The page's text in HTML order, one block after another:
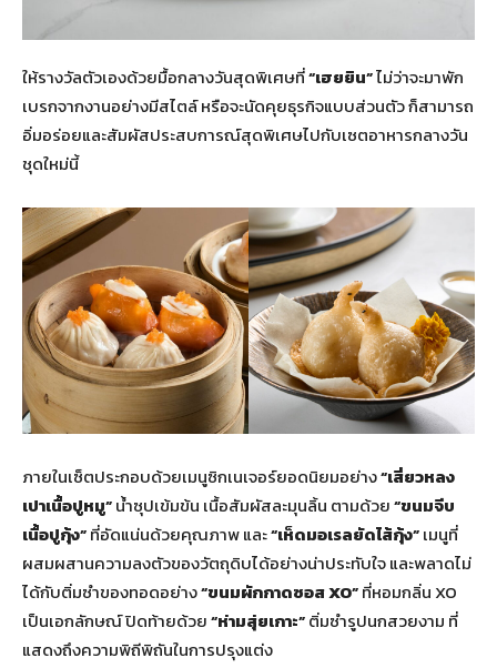
ให้รางวัลตัวเองด้วยมื้อกลางวันสุดพิเศษที่“เฮยยิน”ไม่ว่าจะมาพัก
เบรกจากงานอย่างมีสไตล์ หรือจะนัดคุยธุรกิจแบบส่วนตัว ก็สามารถ
อิ่มอร่อยและสัมผัสประสบการณ์สุดพิเศษไปกับเซตอาหารกลางวัน
ชุดใหม่นี้
ภายในเซ็ตประกอบด้วยเมนูซิกเนเจอร์ยอดนิยมอย่าง“เสี่ยวหลง
เปาเนื้อปูหมู”น้ำซุปเข้มข้น เนื้อสัมผัสละมุนลิ้น ตามด้วย“ขนมจีบ
เนื้อปูกุ้ง”ที่อัดแน่นด้วยคุณภาพ และ“เห็ดมอเรลยัดไส้กุ้ง”เมนูที่
ผสมผสานความลงตัวของวัตถุดิบได้อย่างน่าประทับใจ และพลาดไม่
ได้กับติ่มซำของทอดอย่าง“ขนมผักกาดซอส XO”ที่หอมกลิ่น XO
เป็นเอกลักษณ์ ปิดท้ายด้วย“ห่ามสุ่ยเกาะ”ติ่มซำรูปนกสวยงาม ที่
แสดงถึงความพิถีพิถันในการปรุงแต่ง